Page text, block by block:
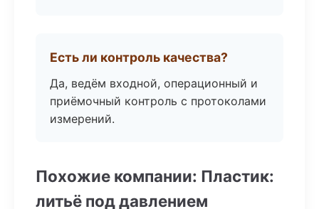
Есть ли контроль качества?
Да, ведём входной, операционный и
приёмочный контроль с протоколами
измерений.
Похожие компании: Пластик:
литьё под давлением